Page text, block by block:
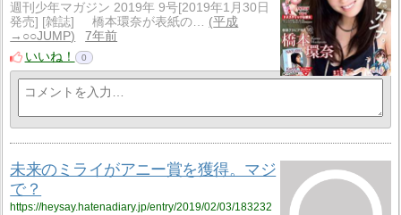
週刊少年マガジン 2019年 9号[2019年1月30日
発売] [雑誌] 橋本環奈が表紙の…
平成
→○○JUMP
7年前
いいね！
0
未来のミライがアニー賞を獲得。マジ
で？
https://heysay.hatenadiary.jp/entry/2019/02/03/183232